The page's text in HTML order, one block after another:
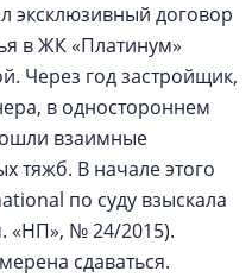
эксклюзивный договор
в ЖК «Платинум»
Через год застройщик,
в одностороннем
взаимные
тяжб. В начале этого
по суду взыскала
«НП», № 24/2015).
сдаваться.